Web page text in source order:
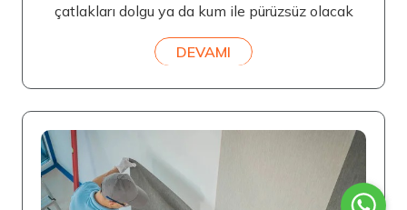
çatlakları dolgu ya da kum ile pürüzsüz olacak
DEVAMI